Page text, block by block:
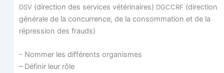
DSV(direc­tion des ser­vices vété­ri­naires) DGCCRF (direc­tion
géné­rale de la concur­rence, de la consom­ma­tion et de la
répres­sion des frauds)
- Nom­mer les dif­fé­rents organismes
– Défi­nir leur rôle